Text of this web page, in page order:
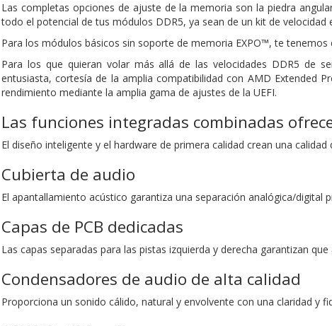
Las completas opciones de ajuste de la memoria son la piedra
todo el potencial de tus módulos DDR5, ya sean de un kit de
Para los módulos básicos sin soporte de memoria EXPO™, te tenemos
Para los que quieran volar más allá de las velocidades DDR5 de
entusiasta, cortesía de la amplia compatibilidad con AMD Extended
rendimiento mediante la amplia gama de ajustes de la UEFI.
Las funciones integradas combinadas
El diseño inteligente y el hardware de primera calidad crean una
Cubierta de audio
El apantallamiento acústico garantiza una separación analógica/digital
Capas de PCB dedicadas
Las capas separadas para las pistas izquierda y derecha garantizan
Condensadores de audio de alta calidad
Proporciona un sonido cálido, natural y envolvente con una claridad y